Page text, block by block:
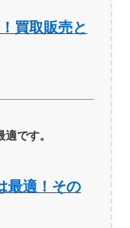
買取販売と
です。
最適！その